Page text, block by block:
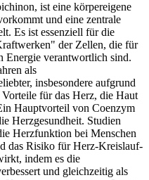
ist eine körpereigene
und eine zentrale
Es ist essenziell für die
der Zellen, die für
Energie verantwortlich sind.
als
insbesondere aufgrund
für das Herz, die Haut
Hauptvorteil von Coenzym
Herzgesundheit. Studien
Herzfunktion bei Menschen
das Risiko für Herz-Kreislauf-
indem es die
und gleichzeitig als